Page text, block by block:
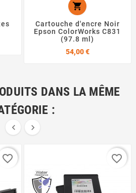

Cartouche d'encre Noir
Epson ColorWorks C831
(97.8 ml)
54,00 €Prix
DANS LA MÊME
:
 
favorite_border favorite_border